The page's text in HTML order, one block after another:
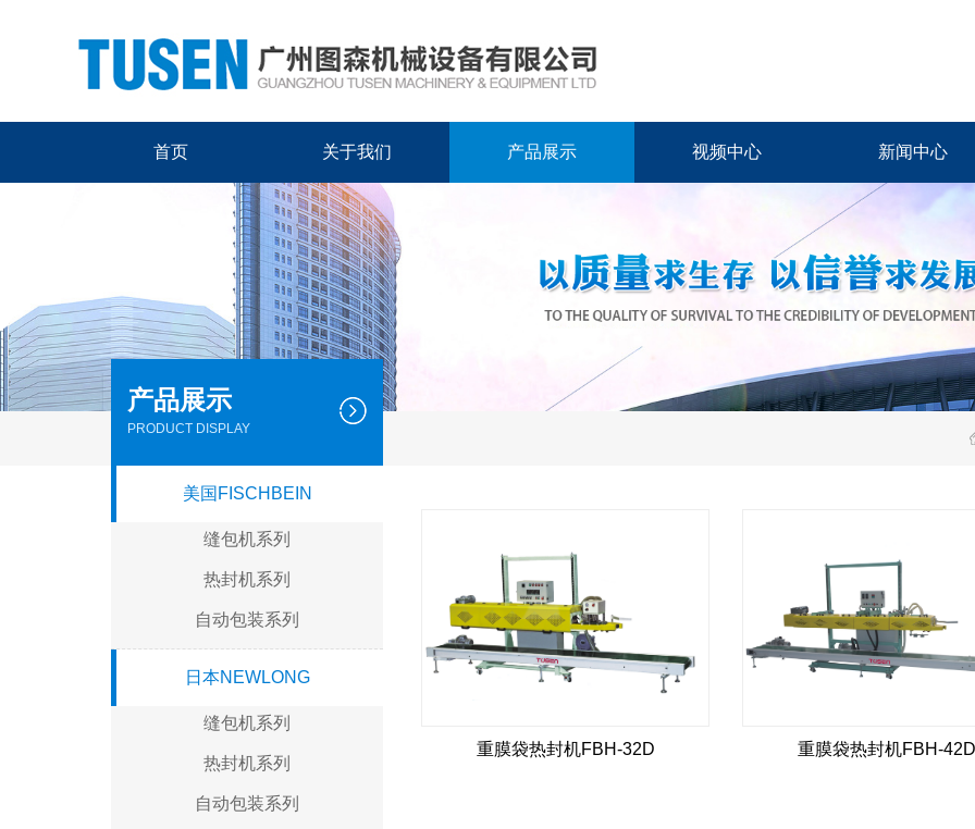
首页 关于我们 产品展示 视频中心 新闻中心
产品展示
PRODUCT DISPLAY
美国FISCHBEIN
缝包机系列
热封机系列
自动包装系列
日本NEWLONG
缝包机系列
热封机系列
自动包装系列
重膜袋热封机FBH-32D 重膜袋热封机FBH-42D